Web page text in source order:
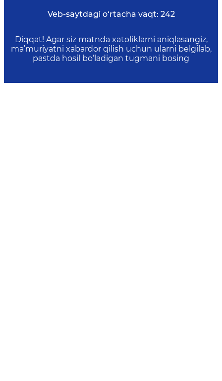
Veb-saytdagi o‘rtacha vaqt: 242
Diqqat! Agar siz matnda xatoliklarni aniqlasangiz,
ma’muriyatni xabardor qilish uchun ularni belgilab,
pastda hosil bo‘ladigan tugmani bosing